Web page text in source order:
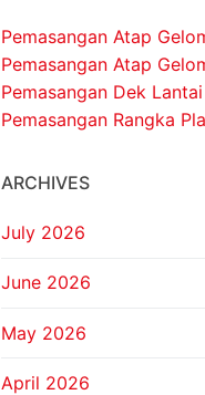
Pemasangan Atap
Pemasangan Atap
Pemasangan Dek
Pemasangan Rangka
ARCHIVES
July 2026
June 2026
May 2026
April 2026